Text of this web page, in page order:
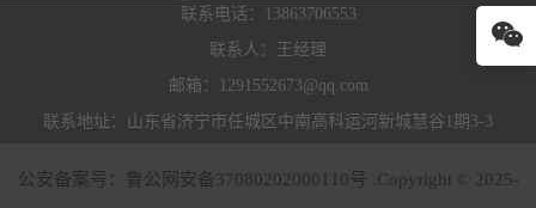
联系电话：13863706553
联系人：王经理
邮箱：1291552673@qq.com
联系地址：山东省济宁市任城区中南高科运河新城慧谷1期3-3
公安备案号：鲁公网安备37080202000110号 .Copyright © 2025-